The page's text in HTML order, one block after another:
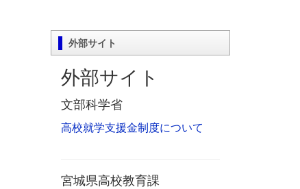
外部サイト
外部サイト
文部科学省
高校就学支援金制度について
宮城県高校教育課